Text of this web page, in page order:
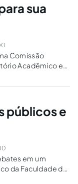
sua
Comissão
Acadêmico em
– IES não
públicos e
em um
da Faculdade de